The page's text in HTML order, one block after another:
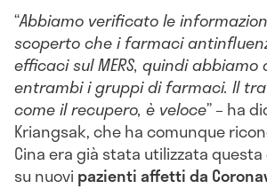
“Abbiamo verificato le
scoperto che i farmaci
efficaci sul MERS, quindi
entrambi i gruppi di farmaci. Il
come il recupero, è veloce” – ha
Kriangsak, che ha comunque
Cina era già stata utilizzata
su nuovi pazienti affetti da